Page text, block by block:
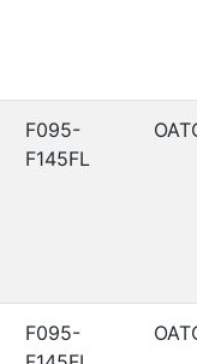
F095-
F145FL
F095-